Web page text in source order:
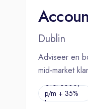
Dublin
Adviseer en
mid-market
€Tot 6500,-
p/m + 35%
bonus